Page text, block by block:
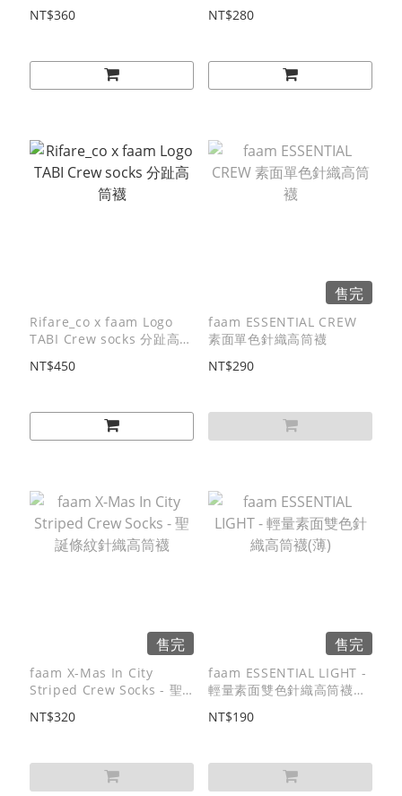
NT$360
NT$280
Rifare_co x faam Logo
TABI Crew socks 分趾高筒
NT$450
售完
faam ESSENTIAL CREW
素面單色針織高筒襪
NT$290
售完
faam X-Mas In City
Striped Crew Socks - 聖
NT$320
售完
faam ESSENTIAL LIGHT -
輕量素面雙色針織高筒襪
NT$190